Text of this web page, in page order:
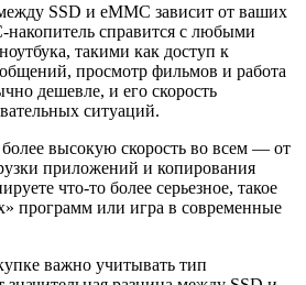
SSD и eMMC зависит от ваших
накопитель справится с любыми
такими как доступ к
просмотр фильмов и работа
дешевле, и его скорость
ситуаций.
более высокую скорость во всем — от
приложений и копирования
что-то более серьезное, такое
программ или игра в современные
важно учитывать тип